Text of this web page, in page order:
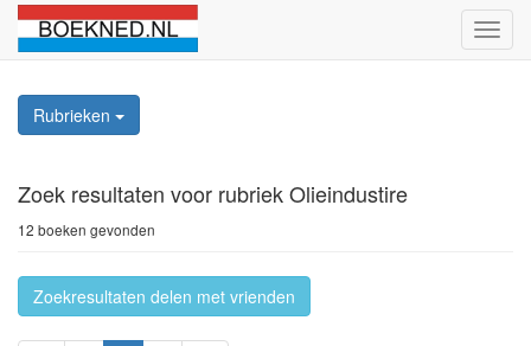
Rubrieken
Zoek resultaten voor rubriek Olieindustire
12 boeken gevonden
Zoekresultaten delen met vrienden